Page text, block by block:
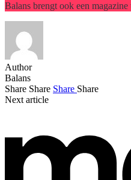
Balans brengt ook een
Author
Balans
Share Share Share Share
Next article